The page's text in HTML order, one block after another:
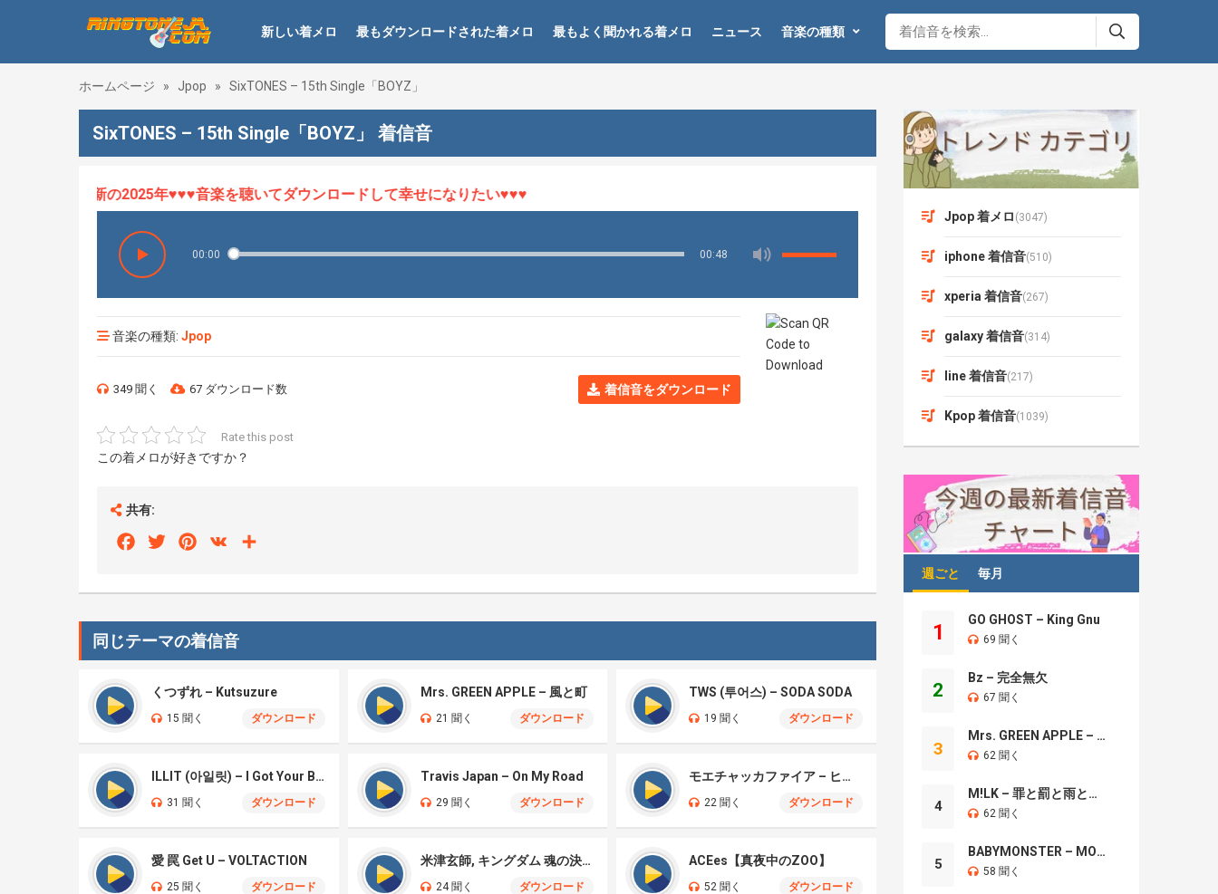
新しい着メロ 最もダウンロードされた着メロ 最もよく聞かれる着メロ ニュース 音楽の種類
ホームページ » Jpop » SixTONES – 15th Single「BOYZ」
SixTONES – 15th Single「BOYZ」 着信音
HOT、最新の2025年♥♥♥音楽を聴いてダウンロードして幸せになりたい♥♥♥
00:00 00:48
音楽の種類: Jpop
349 聞く 67 ダウンロード数 着信音をダウンロード
Rate this post
この着メロが好きですか？
共有:
FacebookTwitterPinterest
VK
同じテーマの着信音
くつずれ – Kutsuzure
15 聞く ダウンロード
Mrs. GREEN APPLE – 風と町
21 聞く ダウンロード
TWS (투어스) – SODA SODA
19 聞く ダウンロード
ILLIT (아일릿) – I Got Your Back
31 聞く ダウンロード
Travis Japan – On My Road
29 聞く ダウンロード
モエチャッカファイア – ヒューゴ、狛野真斗、ライト、セヴェリアン (Cover )
22 聞く ダウンロード
愛 罠 Get U – VOLTACTION
25 聞く ダウンロード
米津玄師, キングダム 魂の決戦 – 公開記念PV
24 聞く ダウンロード
ACEes【真夜中のZOO】
52 聞く ダウンロード
Jpop 着メロ (3047)
iphone 着信音(510)
xperia 着信音(267)
galaxy 着信音(314)
line 着信音(217)
Kpop 着信音(1039)
週ごと 毎月
1
GO GHOST – King Gnu
69 聞く
2
Bz – 完全無欠
67 聞く
3
Mrs. GREEN APPLE – Brand New
62 聞く
4
M!LK – 罪と罰と雨とキス
62 聞く
5
BABYMONSTER – MOON
58 聞く